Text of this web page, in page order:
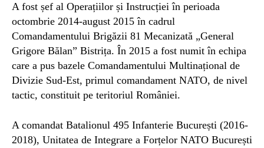
A fost șef al Operațiilor și Instrucției în perioada
octombrie 2014-august 2015 în cadrul
Comandamentului Brigăzii 81 Mecanizată „General
Grigore Bălan” Bistrița. În 2015 a fost numit în echipa
care a pus bazele Comandamentului Multinațional de
Divizie Sud-Est, primul comandament NATO, de nivel
tactic, constituit pe teritoriul României.
A comandat Batalionul 495 Infanterie București (2016-
2018), Unitatea de Integrare a Forțelor NATO București